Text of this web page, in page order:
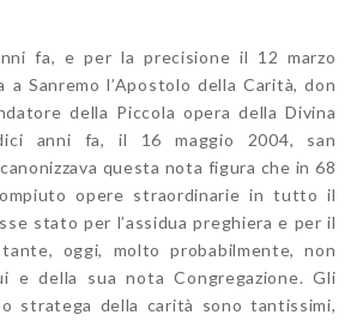
fa, e per la precisione il 12 marzo
a Sanremo l’Apostolo della Carità, don
della Piccola opera della Divina
anni fa, il 16 maggio 2004, san
questa nota figura che in 68
opere straordinarie in tutto il
stato per l’assidua preghiera e per il
oggi, molto probabilmente, non
e della sua nota Congregazione. Gli
stratega della carità sono tantissimi,